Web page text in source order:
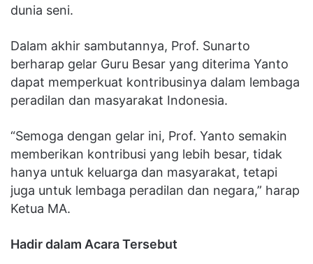
dunia seni.
Dalam akhir sambutannya, Prof. Sunarto
berharap gelar Guru Besar yang diterima Yanto
dapat memperkuat kontribusinya dalam lembaga
peradilan dan masyarakat Indonesia.
“Semoga dengan gelar ini, Prof. Yanto semakin
memberikan kontribusi yang lebih besar, tidak
hanya untuk keluarga dan masyarakat, tetapi
juga untuk lembaga peradilan dan negara,” harap
Ketua MA.
Hadir dalam Acara Tersebut